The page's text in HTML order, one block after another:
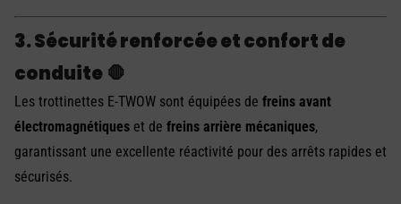
3. Sécurité renforcée et confort de
conduite 🛑
Les trottinettes E-TWOW sont équipées de freins avant
électromagnétiques et de freins arrière mécaniques,
garantissant une excellente réactivité pour des arrêts rapides et
sécurisés.